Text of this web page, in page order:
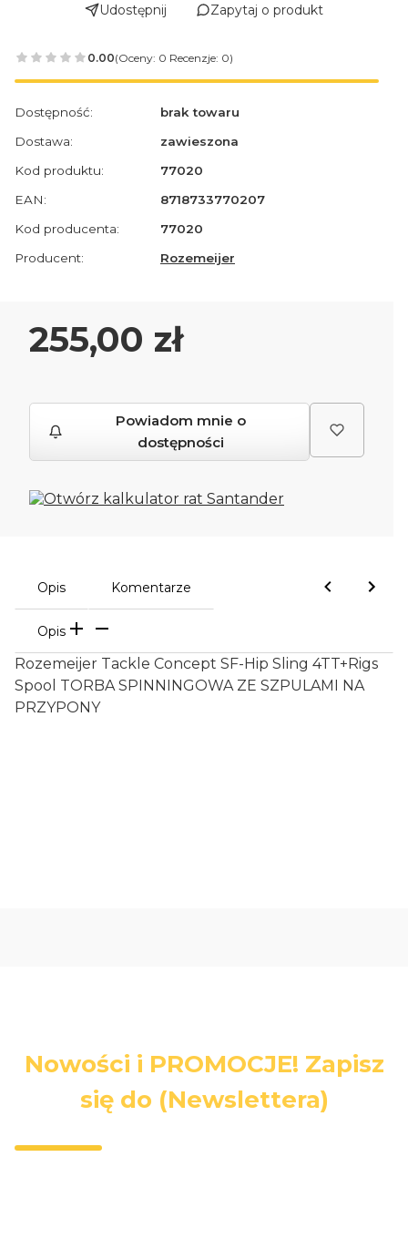
Udostępnij Zapytaj o produkt
0.00(Oceny: 0 Recenzje: 0)
Dostępność:
brak towaru
Dostawa:
zawieszona
Kod produktu:
77020
EAN:
8718733770207
Kod producenta:
77020
Producent:
Rozemeijer
Cena
255,00 zł
Powiadom mnie o
dostępności
Opis Komentarze
Opis
Rozemeijer Tackle Concept SF-Hip Sling 4TT+Rigs
Spool TORBA SPINNINGOWA ZE SZPULAMI NA
PRZYPONY
Nowości i PROMOCJE! Zapisz
się do (Newslettera)